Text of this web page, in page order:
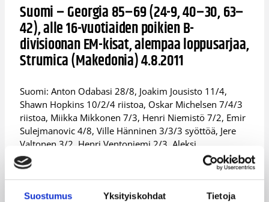
Suostumus Yksityiskohdat Tietoja
Suomi – Georgia 85–69 (24-9, 40–30, 63–
42), alle 16-vuotiaiden poikien B-
divisioonan EM-kisat, alempaa loppusarjaa,
Strumica (Makedonia) 4.8.2011
Suomi: Anton Odabasi 28/8, Joakim Jousisto 11/4,
Shawn Hopkins 10/2/4 riistoa, Oskar Michelsen 7/4/3
riistoa, Miikka Mikkonen 7/3, Henri Niemistö 7/2, Emir
Sulejmanovic 4/8, Ville Hänninen 3/3/3 syöttöä, Jere
Valtonen 3/2, Henri Ventoniemi 2/3, Aleksi
Kemppainen 2/1, Erkka Lahti 1/3.
Georgia: Nugzar Abuladze 15/3/5 syöttöä, Ucha
Gamreklidze 12/10.